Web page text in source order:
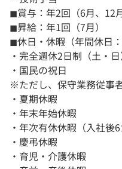
◼︎賞与：年2回（6月、12月
◼︎昇給：年1回（7月）
◼︎休日・休暇（年間休日：
・完全週休2日制（土・日
・国民の祝日
※ただし、保守業務従事
・夏期休暇
・年末年始休暇
・年次有休休暇（入社後
・慶弔休暇
・育児・介護休暇